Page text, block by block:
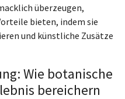
überzeugen,
bieten, indem sie
und künstliche Zusätze
Wie botanische
bereichern